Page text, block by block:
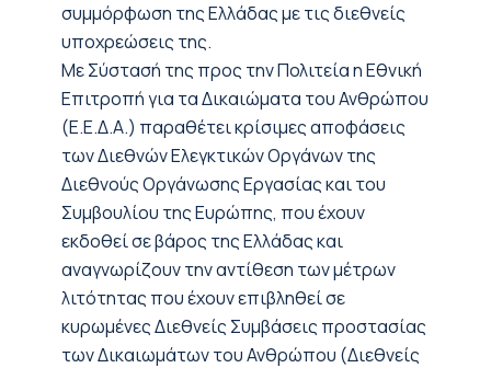
συμμόρφωση της Ελλάδας με τις διεθνείς
υποχρεώσεις της.
Με Σύστασή της προς την Πολιτεία η Εθνική
Επιτροπή για τα Δικαιώματα του Ανθρώπου
(Ε.Ε.Δ.Α.) παραθέτει κρίσιμες αποφάσεις
των Διεθνών Ελεγκτικών Οργάνων της
Διεθνούς Οργάνωσης Εργασίας και του
Συμβουλίου της Ευρώπης, που έχουν
εκδοθεί σε βάρος της Ελλάδας και
αναγνωρίζουν την αντίθεση των μέτρων
λιτότητας που έχουν επιβληθεί σε
κυρωμένες Διεθνείς Συμβάσεις προστασίας
των Δικαιωμάτων του Ανθρώπου (Διεθνείς